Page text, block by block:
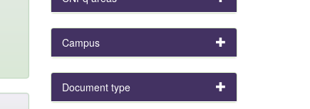
Campus
Document type